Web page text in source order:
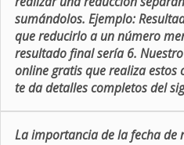
sumándolos. Ejemplo:
que reducirlo a un número
resultado final sería 6.
online gratis que realiza
te da detalles completos del
La importancia de la fecha de